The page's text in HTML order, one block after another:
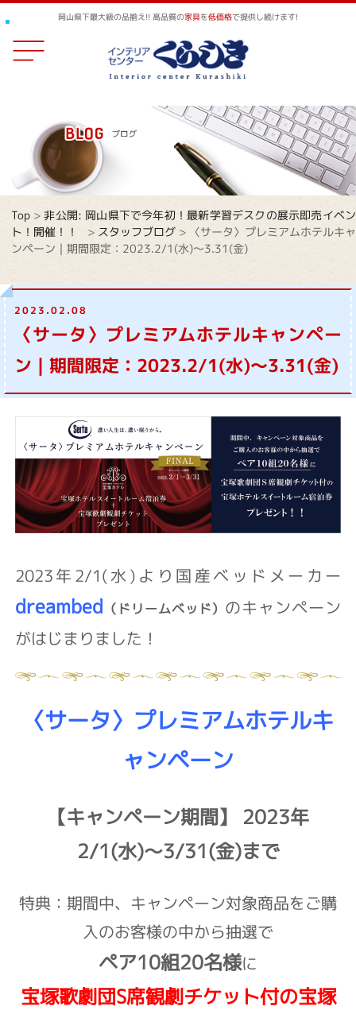
岡山県下最大級の品揃え!! 高品質の家具を低価格で提供し続けます!
Top >非公開: 岡山県下で今年初！最新学習デスクの展示即売イベン
ト！開催！！
> スタッフブログ >
〈サータ〉プレミアムホテルキャ
ンペーン｜期間限定：2023.2/1(水)～3.31(金)
2023.02.08
〈サータ〉プレミアムホテルキャンペー
ン｜期間限定：2023.2/1(水)～3.31(金)
2023年2/1(水)より国産ベッドメーカー
dreambed （ドリームベッド） のキャンペーン
がはじまりました！
〈サータ〉プレミアムホテルキ
ャンペーン
【キャンペーン期間】 2023年
2/1(水)～3/31(金)まで
特典：期間中、キャンペーン対象商品をご購
入のお客様の中から抽選で
ペア10組20名様に
宝塚歌劇団S席観劇チケット付の宝塚